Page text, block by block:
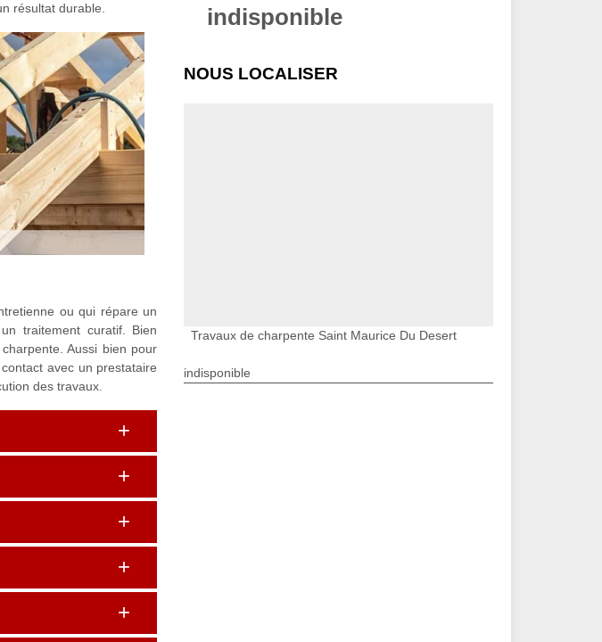
résultat durable.
ou qui répare un
traitement curatif. Bien
Aussi bien pour
avec un prestataire
des travaux.
indisponible
NOUS LOCALISER
Travaux de charpente Saint Maurice Du Desert
indisponible